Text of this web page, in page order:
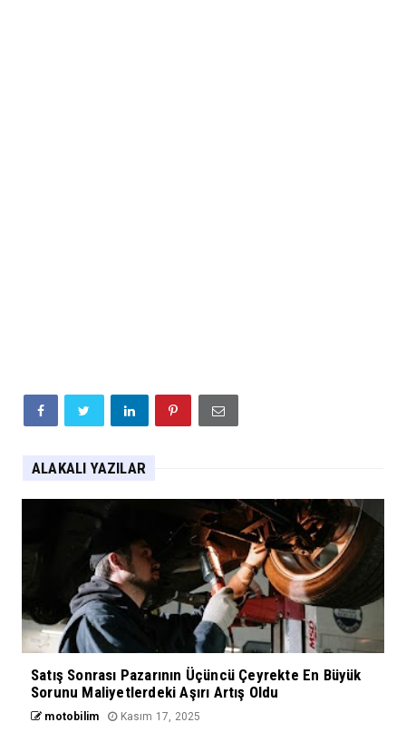
ALAKALI YAZILAR
Satış Sonrası Pazarının Üçüncü Çeyrekte En Büyük
Sorunu Maliyetlerdeki Aşırı Artış Oldu
motobilim Kasım 17, 2025